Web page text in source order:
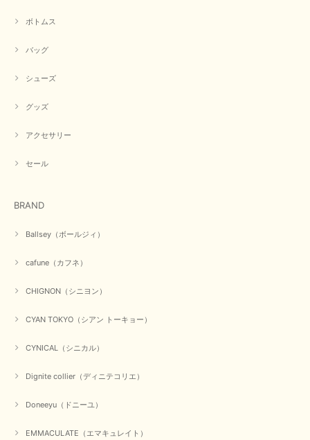
ボトムス
バッグ
シューズ
グッズ
アクセサリー
セール
BRAND
Ballsey（ボールジィ）
cafune（カフネ）
CHIGNON（シニヨン）
CYAN TOKYO（シアン トーキョー）
CYNICAL（シニカル）
Dignite collier（ディニテコリエ）
Doneeyu（ドニーユ）
EMMACULATE（エマキュレイト）